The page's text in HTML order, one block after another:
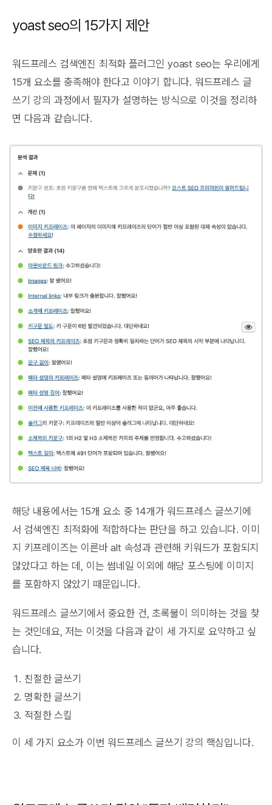
yoast seo의 15가지 제안
워드프레스 검색엔진 최적화 플러그인 yoast seo는 우리에게
15개 요소를 충족해야 한다고 이야기 합니다. 워드프레스 글
쓰기 강의 과정에서 필자가 설명하는 방식으로 이것을 정리하
면 다음과 같습니다.
해당 내용에서는 15개 요소 중 14개가 워드프레스 글쓰기에
서 검색엔진 최적화에 적합하다는 판단을 하고 있습니다. 이미
지 키프레이즈는 이른바 alt 속성과 관련해 키워드가 포함되지
않았다고 하는 데, 이는 썸네일 이외에 해당 포스팅에 이미지
를 포함하지 않았기 때문입니다.
워드프레스 글쓰기에서 중요한 건, 초록불이 의미하는 것을 찾
는 것인데요, 저는 이것을 다음과 같이 세 가지로 요약하고 싶
습니다.
친절한 글쓰기
명확한 글쓰기
적절한 스킬
이 세 가지 요소가 이번 워드프레스 글쓰기 강의 핵심입니다.